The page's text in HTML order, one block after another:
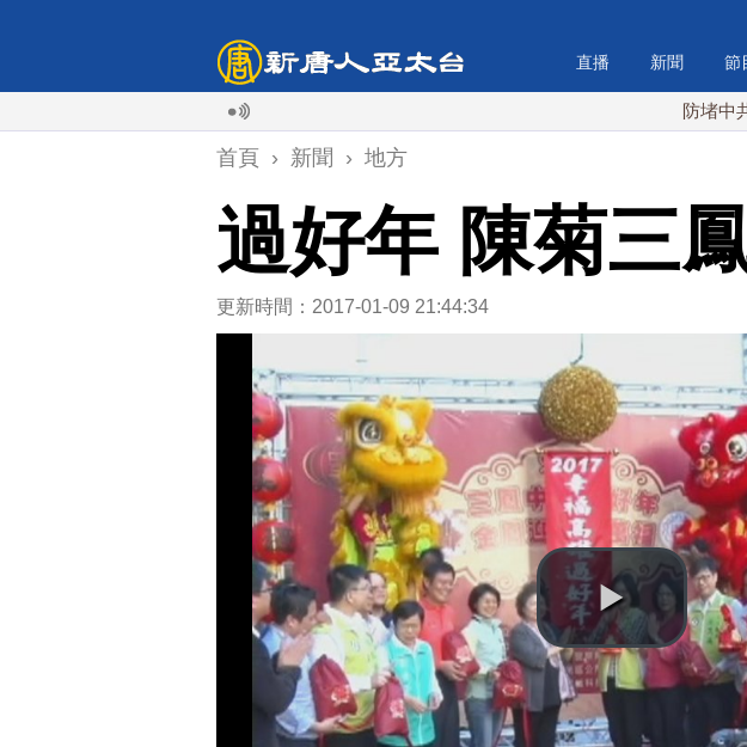
直播 新聞 節
防堵中共！川普
首頁 › 新聞 › 地方
過好年 陳菊三
更新時間：2017-01-09 21:44:34